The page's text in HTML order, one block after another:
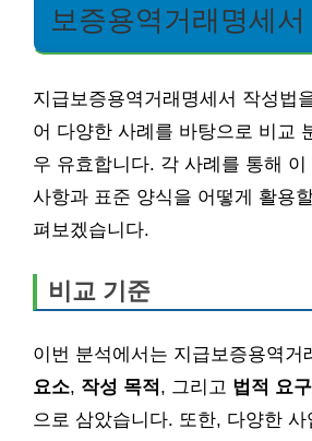
보증용역거래명세서
지급보증용역거래명세서 작성법
어 다양한 사례를 바탕으로 비교
우 유효합니다. 각 사례를 통해
사항과 표준 양식을 어떻게 활용
펴보겠습니다.
비교 기준
이번 분석에서는 지급보증용역거
요소, 작성 목적, 그리고 법적 요
으로 삼았습니다. 또한, 다양한